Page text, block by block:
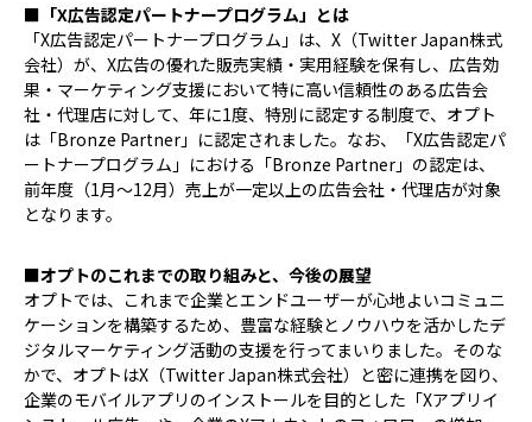
■「X広告認定パートナープログラム」とは
「X広告認定パートナープログラム」は、X（Twitter Japan株式
会社）が、X広告の優れた販売実績・実用経験を保有し、広告効
果・マーケティング支援において特に高い信頼性のある広告会
社・代理店に対して、年に1度、特別に認定する制度で、オプト
は「Bronze Partner」に認定されました。なお、「X広告認定パ
ートナープログラム」における「Bronze Partner」の認定は、
前年度（1月～12月）売上が一定以上の広告会社・代理店が対象
となります。
■オプトのこれまでの取り組みと、今後の展望
オプトでは、これまで企業とエンドユーザーが心地よいコミュニ
ケーションを構築するため、豊富な経験とノウハウを活かしたデ
ジタルマーケティング活動の支援を行ってまいりました。そのな
かで、オプトはX（Twitter Japan株式会社）と密に連携を図り、
企業のモバイルアプリのインストールを目的とした「Xアプリイ